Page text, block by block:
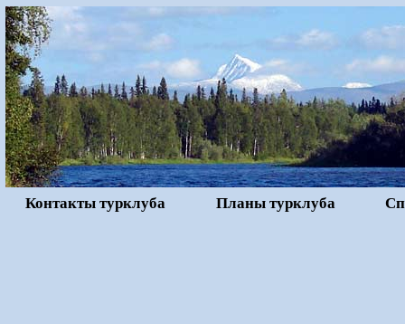
Контакты турклуба Планы турклуба